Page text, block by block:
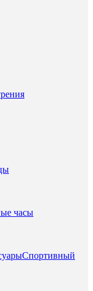
часы
Спортивный